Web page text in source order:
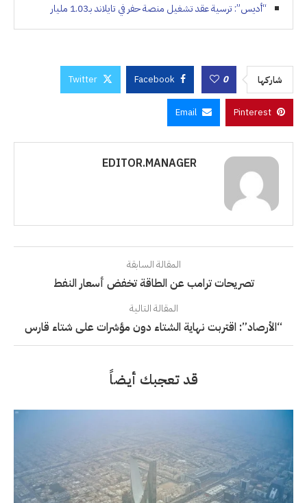
“أديس”: ترسية عقد تشغيل منصة حفر في تايلاند بـ1.03 مليار
شاركها 0
Facebook
Twitter
Pinterest
Email
EDITOR.MANAGER
المقالة السابقة
تصريحات ترامب عن الطاقة تخفض أسعار النفط
المقالة التالية
“الأرصاد”: اقتربت نهاية الشتاء دون مؤشرات على شتاء قارس
قد تعجبك أيضاً